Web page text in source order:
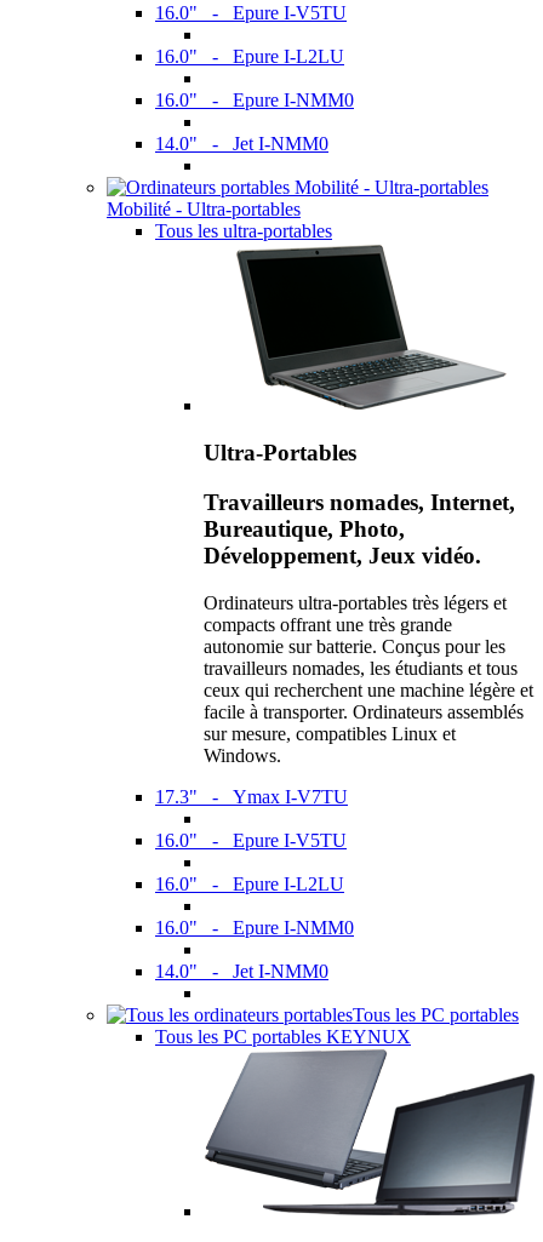
16.0" - Epure I-V5TU
16.0" - Epure I-L2LU
16.0" - Epure I-NMM0
14.0" - Jet I-NMM0
Mobilité - Ultra-portables
Tous les ultra-portables
Ultra-Portables
Travailleurs nomades, Internet,
Bureautique, Photo,
Développement, Jeux vidéo.
Ordinateurs ultra-portables très légers et
compacts offrant une très grande
autonomie sur batterie. Conçus pour les
travailleurs nomades, les étudiants et tous
ceux qui recherchent une machine légère et
facile à transporter. Ordinateurs assemblés
sur mesure, compatibles Linux et
Windows.
17.3" - Ymax I-V7TU
16.0" - Epure I-V5TU
16.0" - Epure I-L2LU
16.0" - Epure I-NMM0
14.0" - Jet I-NMM0
Tous les PC portables
Tous les PC portables KEYNUX